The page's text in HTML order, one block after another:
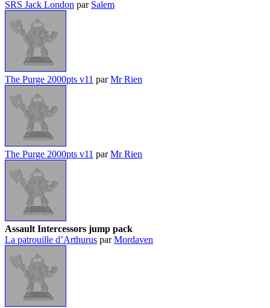
SRS Jack London par Salem
The Purge 2000pts v11 parMr Rien
The Purge 2000pts v11 parMr Rien
Assault Intercessors jump pack
La patrouille d’Arthurus parMordaven